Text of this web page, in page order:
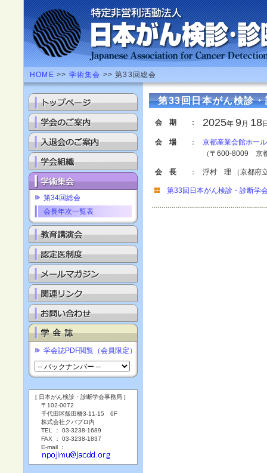
HOME >> 学術集会 >> 第33回総会
第34回総会
会長年次一覧表
学会誌PDF閲覧（会員限定）
[ 日本がん検診・診断学会事務局 ]
〒102-0072
千代田区飯田橋3-11-15 6F
株式会社クバプロ内
TEL ： 03-3238-1689
FAX ： 03-3238-1837
E-mail ：
第33回日本がん検診
会期 ： 2025年 9月 18
会場 ：
京都産業会館ホール
（〒600-8009 京
会長 ： 浮村 理 （京都府
第33回日本がん検診・診断学